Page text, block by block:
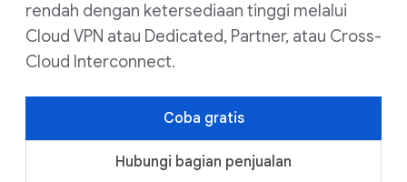
rendah dengan ketersediaan tinggi melalui
Cloud VPN atau Dedicated, Partner, atau Cross-
Cloud Interconnect.
Coba gratis
Hubungi bagian penjualan